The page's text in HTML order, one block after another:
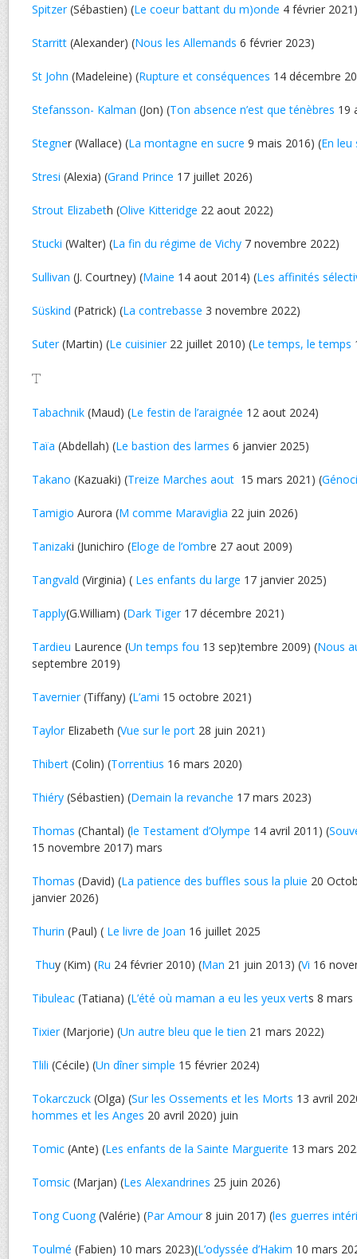
Spitzer(Sébastien) (Le coeur battant du m)onde 4 février 2021)
Starritt (Alexander) (Nous les Allemands 6 février 2023)
St John (Madeleine) (Rupture et conséquences 14 décembre
Stefansson- Kalman (Jon) (Ton absence n’est que ténèbres 19
Stegner (Wallace) (La montagne en sucre 9 mais 2016) (En leu
Stresi (Alexia) (Grand Prince 17 juillet 2026)
Strout Elizabeth (Olive Kitteridge 22 aout 2022)
Stucki (Walter) (La fin du régime de Vichy 7 novembre 2022)
Sullivan (J. Courtney) (Maine 14 aout 2014) (Les affinités
Süskind (Patrick) (La contrebasse 3 novembre 2022)
Suter(Martin) (Le cuisinier22 juillet 2010) (Le temps, le temps
T
Tabachnik (Maud) (Le festin de l’araignée 12 aout 2024)
Taïa (Abdellah) (Le bastion des larmes 6 janvier 2025)
Takano (Kazuaki) (Treize Marches aout 15 mars 2021) (
Tamigio Aurora (M comme Maraviglia 22 juin 2026)
Tanizaki (Junichiro (Eloge de l’ombre 27 aout 2009)
Tangvald (Virginia) ( Les enfants du large 17 janvier 2025)
Tapply(G.William) (Dark Tiger17 décembre 2021)
Tardieu Laurence (Un temps fou 13 sep)tembre 2009) (Nous
septembre 2019)
Tavernier(Tiffany) (L’ami 15 octobre 2021)
TaylorElizabeth (Vue sur le port 28 juin 2021)
Thibert (Colin) (Torrentius 16 mars 2020)
Thiéry (Sébastien) (Demain la revanche 17 mars 2023)
Thomas (Chantal) (le Testament d’Olympe 14 avril 2011) (
15 novembre 2017) mars
Thomas (David) (La patience des buffles sous la pluie 20
janvier 2026)
Thurin (Paul) ( Le livre de Joan 16 juillet 2025
Thuy (Kim) (Ru 24 février 2010) (Man 21 juin 2013) (Vi 16
Tibuleac (Tatiana) (L’été où maman a eu les yeux verts 8 mars
Tixier(Marjorie) (Un autre bleu que le tien 21 mars 2022)
Tlili (Cécile) (Un dîner simple 15 février 2024)
Tokarczuck (Olga) (Sur les Ossements et les Morts 13 avril
hommes et les Anges 20 avril 2020) juin
Tomic (Ante) (Les enfants de la Sainte Marguerite 13 mars
Tomsic (Marjan) (Les Alexandrines 25 juin 2026)
Tong Cuong(Valérie) (Par Amour8 juin 2017) (les guerres
Toulmé (Fabien) 10 mars 2023)(L’odyssée d’Hakim 10 mars